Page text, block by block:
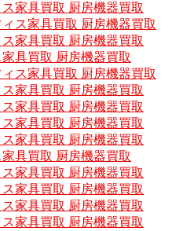
家具買取 厨房機器買取
ス家具買取 厨房機器買取
家具買取 厨房機器買取
具買取 厨房機器買取
ス家具買取 厨房機器買取
家具買取 厨房機器買取
家具買取 厨房機器買取
家具買取 厨房機器買取
家具買取 厨房機器買取
具買取 厨房機器買取
家具買取 厨房機器買取
家具買取 厨房機器買取
家具買取 厨房機器買取
家具買取 厨房機器買取